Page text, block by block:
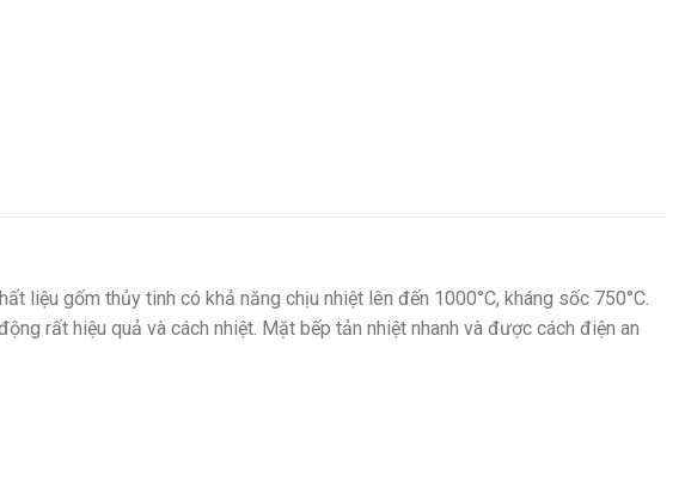
liệu gốm thủy tinh có khả năng chịu nhiệt lên đến 1000°C, kháng sốc 750°C.
rất hiệu quả và cách nhiệt. Mặt bếp tản nhiệt nhanh và được cách điện an